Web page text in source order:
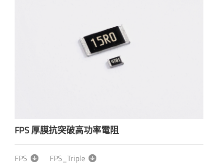
FPS 厚膜抗突破高功率電阻
FPS FPS_Triple